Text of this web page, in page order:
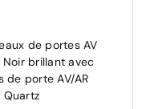
de portes AV
brillant avec
de porte AV/AR
Quartz